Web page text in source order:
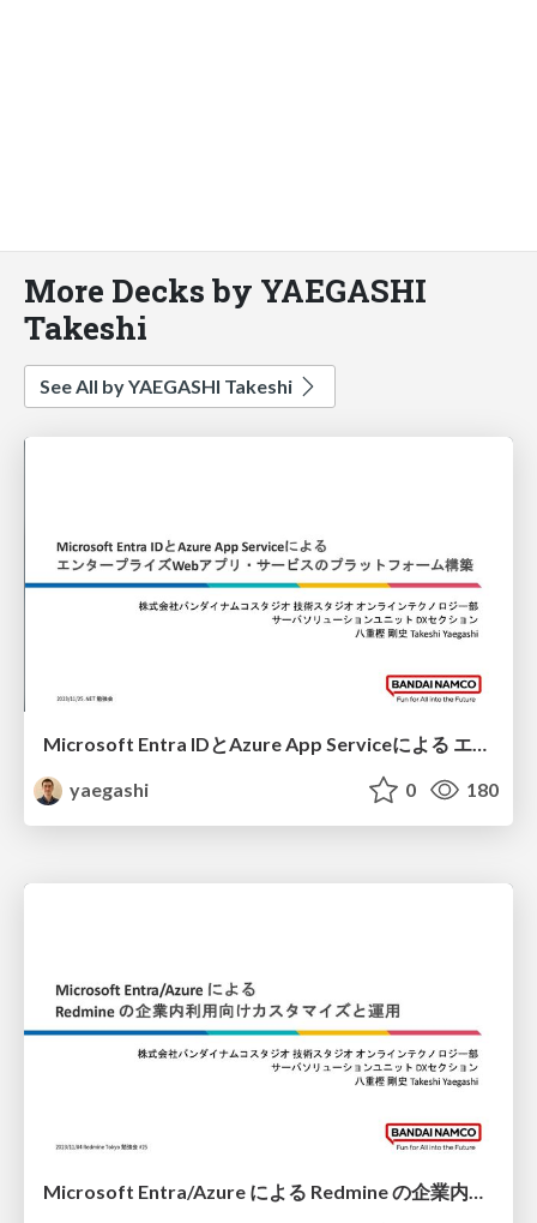
More Decks by YAEGASHI
Takeshi
See All by YAEGASHI Takeshi
Microsoft Entra IDとAzure App Serviceによる エンタープライズWebアプリ・サービスのプラットフォーム構築
yaegashi
0 180